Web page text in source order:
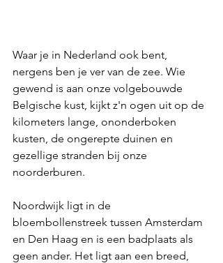
Waar je in Nederland ook bent,
nergens ben je ver van de zee. Wie
gewend is aan onze volgebouwde
Belgische kust, kijkt z'n ogen uit op de
kilometers lange, ononderboken
kusten, de ongerepte duinen en
gezellige stranden bij onze
noorderburen.
Noordwijk ligt in de
bloembollenstreek tussen Amsterdam
en Den Haag en is een badplaats als
geen ander. Het ligt aan een breed,